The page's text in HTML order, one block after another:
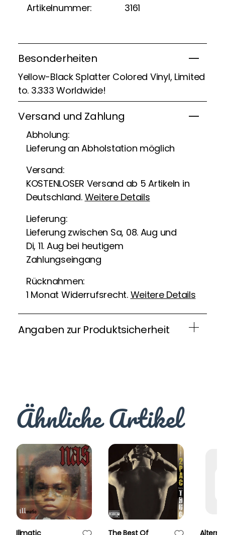
Artikelnummer: 3161
Besonderheiten
Yellow-Black Splatter Colored Vinyl, Limited
to. 3.333 Worldwide!
Versand und Zahlung
Abholung:
Lieferung an Abholstation möglich
Versand:
KOSTENLOSER Versand ab 5 Artikeln in
Deutschland. Weitere Details
Lieferung:
Lieferung zwischen Sa, 08. Aug und
Di, 11. Aug bei heutigem
Zahlungseingang
Rücknahmen:
1 Monat Widerrufsrecht. Weitere Details
Angaben zur Produktsicherheit
Ähnliche Artikel
Illmatic
The Best Of